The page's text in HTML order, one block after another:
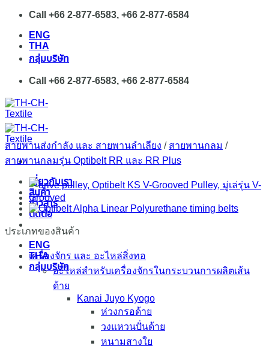
Skip
content
Call +66 2-877-6583, +66 2-877-6584
ENG
THA
กลุ่มบริษัท
Call +66 2-877-6583, +66 2-877-6584
เกี่ยวกับเรา
สินค้า
ข่าวสาร
ติดต่อ
ENG
THA
กลุ่มบริษัท
สายพานส่งกำลัง และ สายพานลำเลียง / สายพานกลม /
สายพานกลมรุ่น Optibelt RR และ RR Plus
ประเภทของสินค้า
เครื่องจักร และ อะไหล่สิ่งทอ
อะไหล่สำหรับเครื่องจักรในกระบวนการผลิตเส้น
ด้าย
Kanai Juyo Kyogo
ห่วงกรอด้าย
วงแหวนปั่นด้าย
หนามสางใย